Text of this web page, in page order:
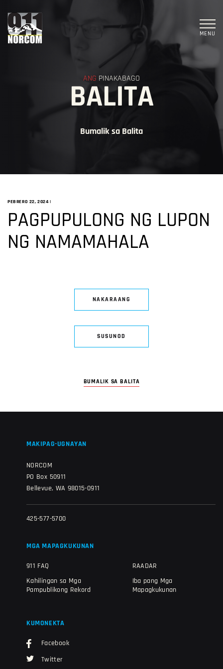
MENU
ANG PINAKABAGO
BALITA
Bumalik sa Balita
PEBRERO 22, 2024 |
PAGPUPULONG NG LUPON
NG NAMAMAHALA
NAKARAANG
SUSUNOD
BUMALIK SA BALITA
MAKIPAG-UGNAYAN
NORCOM
PO Box 50911
Bellevue, WA 98015-0911
425-577-5700
MGA MAPAGKUKUNAN
911 FAQ
Kahilingan sa Mga
Pampublikong Rekord
RAADAR
Iba pang Mga
Mapagkukunan
KUMONEKTA
Facebook
Twitter